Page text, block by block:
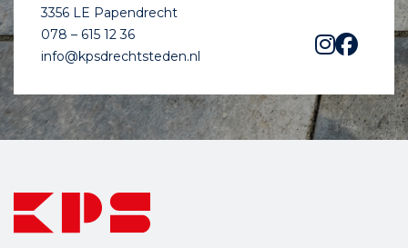
3356 LE Papendrecht
078 – 615 12 36
info@kpsdrechtsteden.nl